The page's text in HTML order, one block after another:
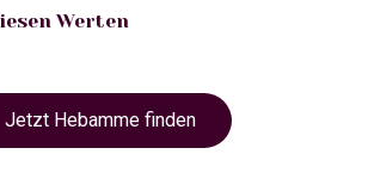
Werten
Jetzt Hebamme finden